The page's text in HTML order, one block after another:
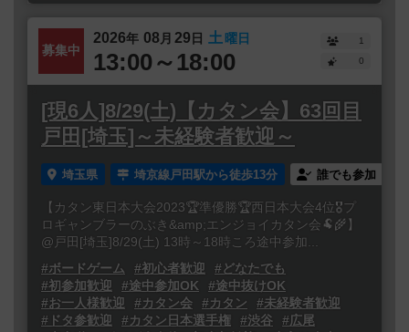
募集中
2026年 08 月 29日 土曜日
13:00～18:00
1
0
[現6人]8/29(土)【カタン会】63回目
戸田[埼玉]～未経験者歓迎～
埼玉県 埼京線戸田駅から徒歩13分 誰でも参加
【カタン東日本大会2023🏆準優勝🏆西日本大会4位🎖プ
ロギャンブラーのぶき&amp;エンジョイカタン会🐏🌾】
@戸田[埼玉]8/29(土) 13時～18時ころ途中参加...
#ボードゲーム
#初心者歓迎
#どなたでも
#初参加歓迎
#途中参加OK
#途中抜けOK
#お一人様歓迎
#カタン会 #カタン
#未経験者歓迎
#ドタ参歓迎
#カタン日本選手権 #渋谷
#広尾